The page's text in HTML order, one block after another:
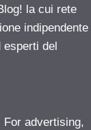
la cui rete
indipendente
esperti del
advertising,